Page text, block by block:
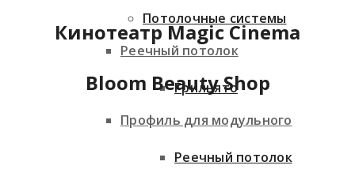
Реечный потолок
Профиль для модульного
Потолочные системы
Грильято
Реечный потолок
Кинотеатр Magic Cinema
Bloom Beauty Shop